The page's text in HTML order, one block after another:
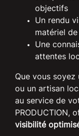
objectifs
Un rendu
matériel
Une
attentes
Que vous soyez
ou un artisan
au service de
PRODUCTION,
visibilité